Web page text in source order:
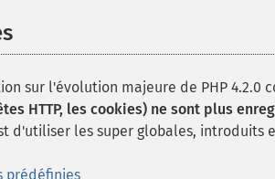
sur l'évolution majeure de PHP 4.2.0
HTTP, les cookies) ne sont plus
d'utiliser les super globales, introduits
prédéfinies